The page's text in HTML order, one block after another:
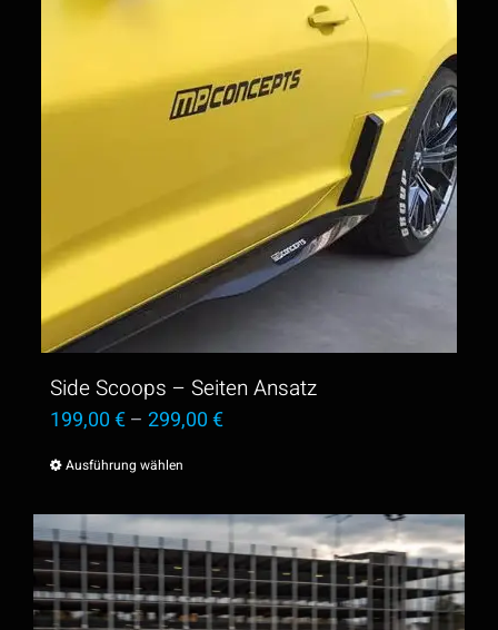
Side Scoops – Seiten Ansatz
199,00€– 299,00€
Ausführung wählen
Produkt
weist
mehrere
Varianten